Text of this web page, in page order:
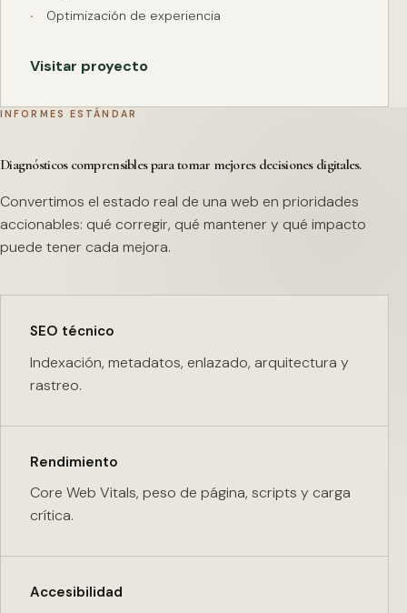
Optimización de experiencia
Visitar proyecto
INFORMES ESTÁNDAR
Diagnósticos comprensibles para tomar mejores decisiones digitales.
Convertimos el estado real de una web en prioridades
accionables: qué corregir, qué mantener y qué impacto
puede tener cada mejora.
SEO técnico
Indexación, metadatos, enlazado, arquitectura y
rastreo.
Rendimiento
Core Web Vitals, peso de página, scripts y carga
crítica.
Accesibilidad